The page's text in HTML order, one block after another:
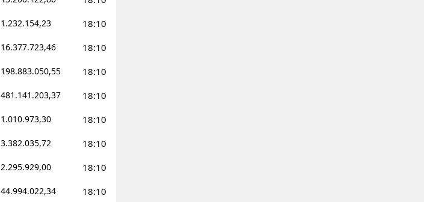
Kilis
Osmaniye
Düzce
1.232.154,23 18:10
16.377.723,46 18:10
198.883.050,55 18:10
481.141.203,37 18:10
1.010.973,30 18:10
3.382.035,72 18:10
2.295.929,00 18:10
44.994.022,34 18:10